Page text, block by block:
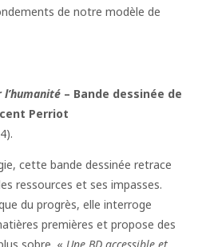
de notre modèle de
l’humanité – Bande dessinée de
Perriot
cette bande dessinée retrace
ressources et ses impasses.
du progrès, elle interroge
premières et propose des
sobre. « Une BD accessible et